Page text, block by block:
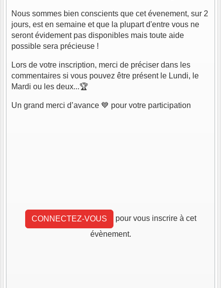
Nous sommes bien conscients que cet évenement, sur 2
jours, est en semaine et que la plupart d'entre vous ne
seront évidement pas disponibles mais toute aide
possible sera précieuse !
Lors de votre inscription, merci de préciser dans les
commentaires si vous pouvez être présent le Lundi, le
Mardi ou les deux...🏆
Un grand merci d’avance 💙 pour votre participation
CONNECTEZ-VOUS
pour vous inscrire à cet
évènement.